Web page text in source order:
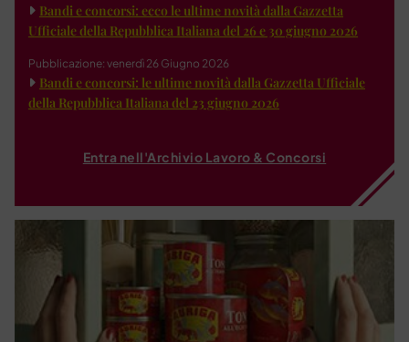
Bandi e concorsi: ecco le ultime novità dalla Gazzetta
Ufficiale della Repubblica Italiana del 26 e 30 giugno 2026
Pubblicazione: venerdì 26 Giugno 2026
Bandi e concorsi: le ultime novità dalla Gazzetta Ufficiale
della Repubblica Italiana del 23 giugno 2026
Entra nell'Archivio Lavoro & Concorsi